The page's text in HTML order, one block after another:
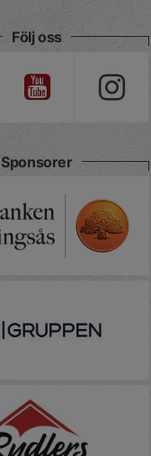
Följ oss
Sponsorer